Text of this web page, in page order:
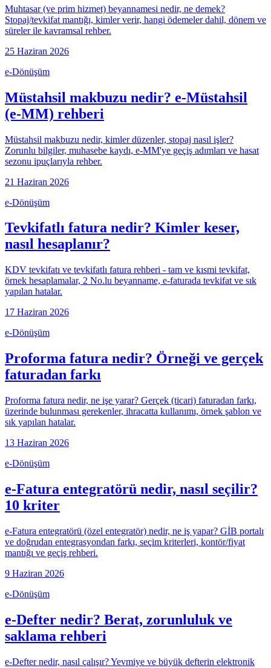
Muhtasar (ve prim hizmet) beyannamesi nedir, ne demek?
Stopaj/tevkifat mantığı, kimler verir, hangi ödemeler dahil, dönem ve
süreler ile kavramsal rehber.
25 Haziran 2026
e-Dönüşüm
Müstahsil makbuzu nedir? e-Müstahsil
(e-MM) rehberi
Müstahsil makbuzu nedir, kimler düzenler, stopaj nasıl işler?
Zorunlu bilgiler, muhasebe kaydı, e-MM'ye geçiş adımları ve hasat
sezonu ipuçlarıyla rehber.
21 Haziran 2026
e-Dönüşüm
Tevkifatlı fatura nedir? Kimler keser,
nasıl hesaplanır?
KDV tevkifatı ve tevkifatlı fatura rehberi - tam ve kısmi tevkifat,
örnek hesaplamalar, 2 No.lu beyanname, e-faturada tevkifat ve sık
yapılan hatalar.
17 Haziran 2026
e-Dönüşüm
Proforma fatura nedir? Örneği ve gerçek
faturadan farkı
Proforma fatura nedir, ne işe yarar? Gerçek (ticari) faturadan farkı,
üzerinde bulunması gerekenler, ihracatta kullanımı, örnek şablon ve
sık yapılan hatalar.
13 Haziran 2026
e-Dönüşüm
e-Fatura entegratörü nedir, nasıl seçilir?
10 kriter
e-Fatura entegratörü (özel entegratör) nedir, ne iş yapar? GİB portalı
ve doğrudan entegrasyondan farkı, seçim kriterleri, kontör/fiyat
mantığı ve geçiş rehberi.
9 Haziran 2026
e-Dönüşüm
e-Defter nedir? Berat, zorunluluk ve
saklama rehberi
e-Defter nedir, nasıl çalışır? Yevmiye ve büyük defterin elektronik